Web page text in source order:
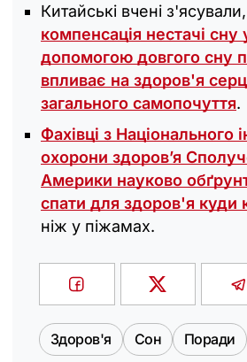
Китайські вчені з'ясували,
компенсація нестачі сну
допомогою довгого сну
впливає на здоров'я
загального самопочуття.
Фахівці з Національного
охорони здоров’я
Америки науково
спати для здоров'я куди
ніж у піжамах.
Здоров'я Сон Поради